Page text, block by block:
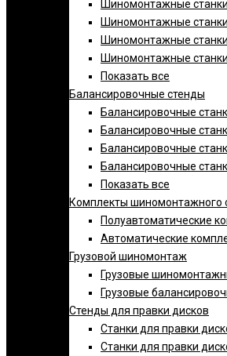
Шиномонтажные
Шиномонтажные
Шиномонтажные
Шиномонтажные станки
Показать все
Балансировочные стенды
Балансировочные
Балансировочные
Балансировочные
Балансировочные
Показать все
Комплекты шиномонтажного
Полуавтоматические
Автоматические
Грузовой шиномонтаж
Грузовые
Грузовые
Стенды для правки дисков
Cтанки для правки
Станки для правки